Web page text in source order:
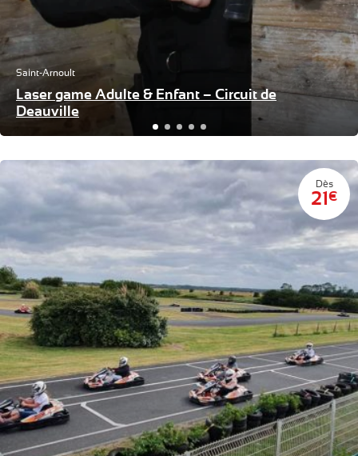
Saint-Arnoult
Laser game Adulte & Enfant – Circuit de
Deauville
Dès
21€